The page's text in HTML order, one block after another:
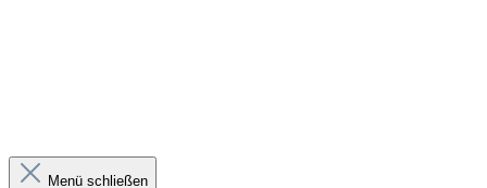
Menü schließen